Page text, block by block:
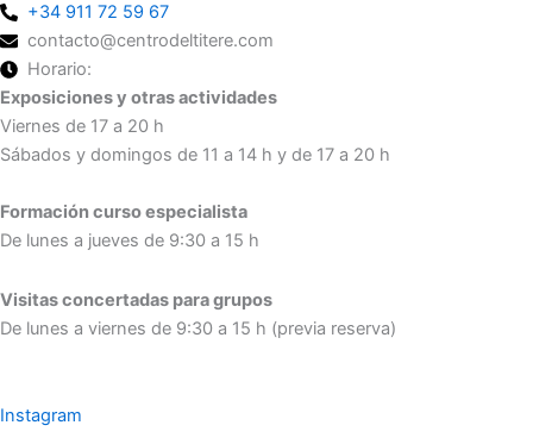
+34 911 72 59 67
contacto@centrodeltitere.com
Horario:
Exposiciones y otras actividades
Viernes de 17 a 20 h
Sábados y domingos de 11 a 14 h y de 17 a 20 h
Formación curso especialista
De lunes a jueves de 9:30 a 15 h
Visitas concertadas para grupos
De lunes a viernes de 9:30 a 15 h (previa reserva)
Instagram